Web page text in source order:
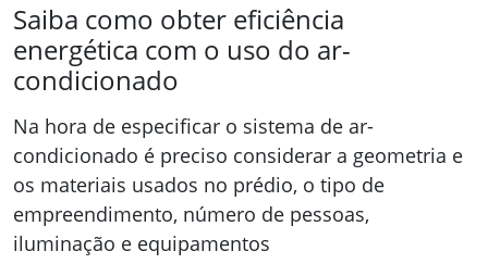
Saiba como obter eficiência
energética com o uso do ar-
condicionado
Na hora de especificar o sistema de ar-
condicionado é preciso considerar a geometria e
os materiais usados no prédio, o tipo de
empreendimento, número de pessoas,
iluminação e equipamentos